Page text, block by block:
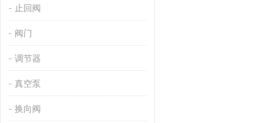
止回阀
阀门
调节器
真空泵
换向阀